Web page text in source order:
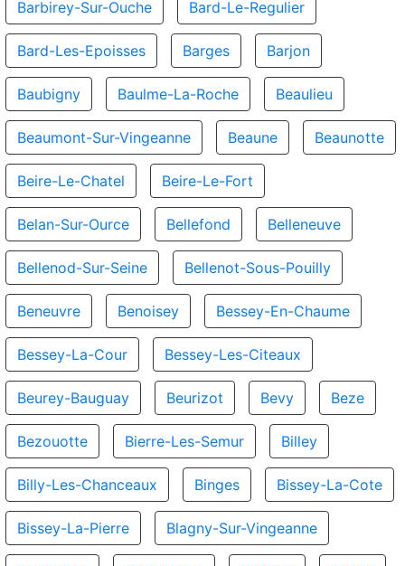
Barbirey-Sur-Ouche Bard-Le-Regulier
Bard-Les-Epoisses Barges Barjon
Baubigny Baulme-La-Roche Beaulieu
Beaumont-Sur-Vingeanne Beaune Beaunotte
Beire-Le-Chatel Beire-Le-Fort
Belan-Sur-Ource Bellefond Belleneuve
Bellenod-Sur-Seine Bellenot-Sous-Pouilly
Beneuvre Benoisey Bessey-En-Chaume
Bessey-La-Cour Bessey-Les-Citeaux
Beurey-Bauguay Beurizot Bevy Beze
Bezouotte Bierre-Les-Semur Billey
Billy-Les-Chanceaux Binges Bissey-La-Cote
Bissey-La-Pierre Blagny-Sur-Vingeanne